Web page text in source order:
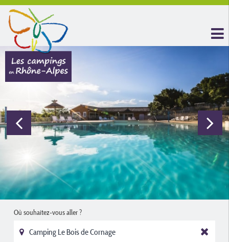
Où souhaitez-vous aller ?